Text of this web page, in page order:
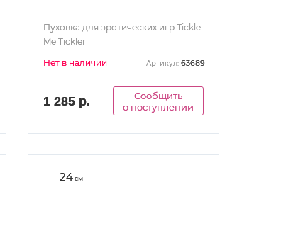
Пуховка для эротических игр Tickle
Me Tickler
Нет в наличии
Артикул: 63689
1 285 р.
Сообщить
о поступлении
24см